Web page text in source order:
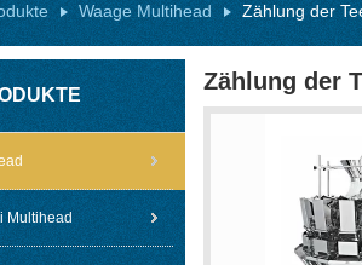
Waage Multihead Zählung der
Multihead
Zählung der